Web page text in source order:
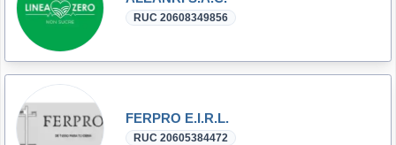
RUC 20608349856
FERPRO E.I.R.L.
RUC 20605384472